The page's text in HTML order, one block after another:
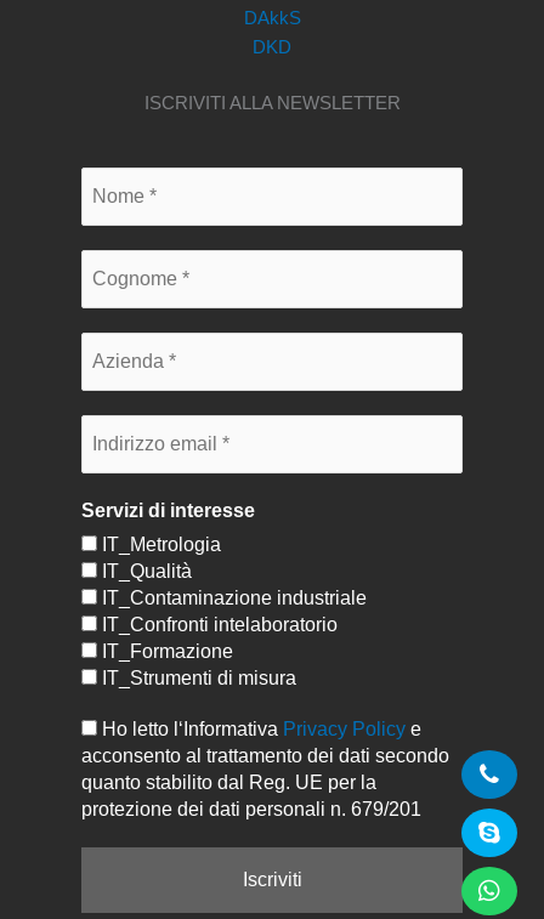
DAkkS
DKD
ISCRIVITI ALLA NEWSLETTER
Servizi di interesse
IT_Metrologia
IT_Qualità
IT_Contaminazione industriale
IT_Confronti intelaboratorio
IT_Formazione
IT_Strumenti di misura
Ho letto l‘Informativa Privacy Policy e
acconsento al trattamento dei dati secondo
quanto stabilito dal Reg. UE per la
protezione dei dati personali n. 679/201